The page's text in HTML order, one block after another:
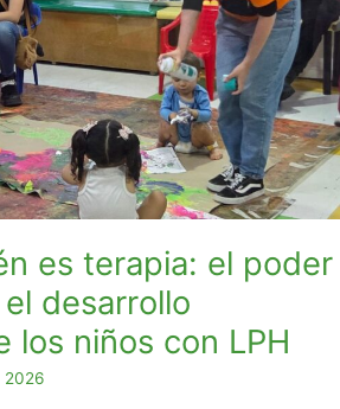
es terapia: el poder
desarrollo
los niños con LPH
2026